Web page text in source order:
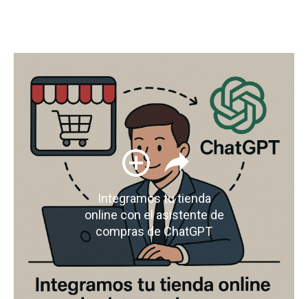
Integramos tu tienda
online con el asistente de
compras de ChatGPT